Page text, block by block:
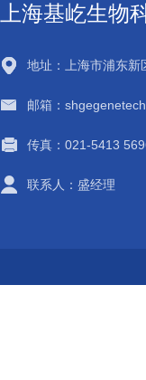
上海基屹生物
地址：上海市浦东新
邮箱：
传真：021-5413
联系人：盛经理